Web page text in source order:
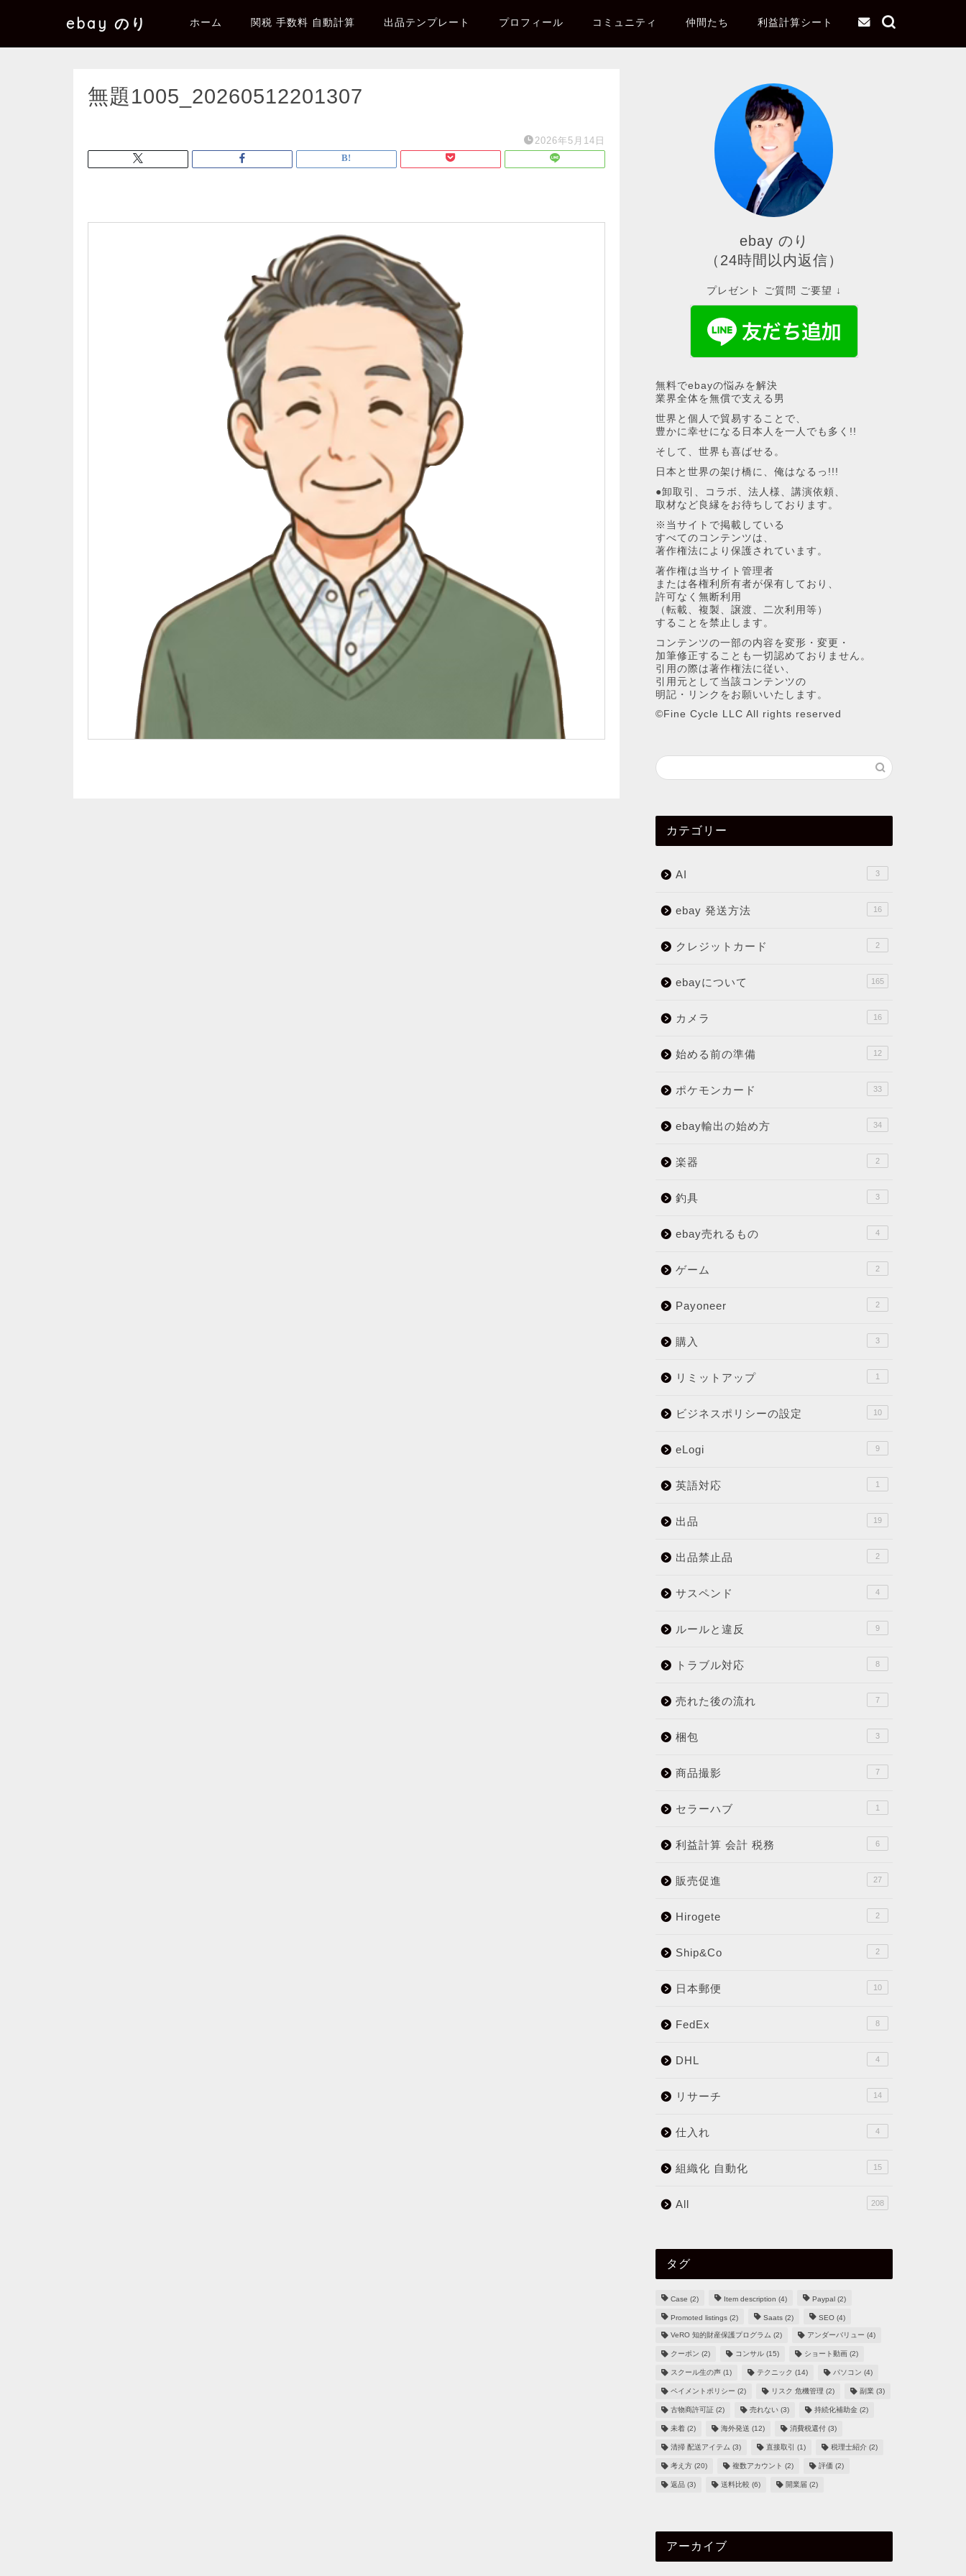
ebay のり ホーム 関税 手数料 自動計算 出品テンプレート プロフィール コミュニティ 仲間たち 利益計算シート
無題1005_20260512201307
2026年5月14日
ebay のり
（24時間以内返信）
プレゼント ご質問 ご要望 ↓
無料でebayの悩みを解決
業界全体を無償で支える男
世界と個人で貿易することで、
豊かに幸せになる日本人を一人でも多く!!
そして、世界も喜ばせる。
日本と世界の架け橋に、俺はなるっ!!!
●卸取引、コラボ、法人様、講演依頼、
取材など良縁をお待ちしております。
※当サイトで掲載している
すべてのコンテンツは、
著作権法により保護されています。
著作権は当サイト管理者
または各権利所有者が保有しており、
許可なく無断利用
（転載、複製、譲渡、二次利用等）
することを禁止します。
コンテンツの一部の内容を変形・変更・
加筆修正することも一切認めておりません。
引用の際は著作権法に従い、
引用元として当該コンテンツの
明記・リンクをお願いいたします。
©︎Fine Cycle LLC All rights reserved
カテゴリー
AI 3
ebay 発送方法 16
クレジットカード 2
ebayについて 165
カメラ 16
始める前の準備 12
ポケモンカード 33
ebay輸出の始め方 34
楽器 2
釣具 3
ebay売れるもの 4
ゲーム 2
Payoneer 2
購入 3
リミットアップ 1
ビジネスポリシーの設定 10
eLogi 9
英語対応 1
出品 19
出品禁止品 2
サスペンド 4
ルールと違反 9
トラブル対応 8
売れた後の流れ 7
梱包 3
商品撮影 7
セラーハブ 1
利益計算 会計 税務 6
販売促進 27
Hirogete 2
Ship&Co 2
日本郵便 10
FedEx 8
DHL 4
リサーチ 14
仕入れ 4
組織化 自動化 15
All 208
タグ
Case (2) Item description (4) Paypal(2)
Promoted listings(2) Saats(2) SEO(4)
VeRO 知的財産保護プログラム (2) アンダーバリュー (4)
クーポン (2) コンサル(15) ショート動画(2)
スクール生の声(1) テクニック (14) パソコン (4)
ペイメントポリシー (2) リスク 危機管理 (2) 副業 (3)
古物商許可証(2) 売れない(3) 持続化補助金(2)
未着(2) 海外発送 (12) 消費税還付(3)
清掃 配送アイテム (3) 直接取引 (1) 税理士紹介(2)
考え方(20) 複数アカウント (2) 評価 (2)
返品(3) 送料比較 (6) 開業届 (2)
アーカイブ